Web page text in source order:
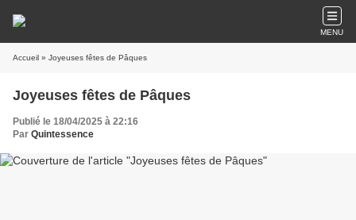
MENU
Accueil » Joyeuses fêtes de Pâques
Joyeuses fêtes de Pâques
Publié le 18/04/2025 à 22:16
Par Quintessence